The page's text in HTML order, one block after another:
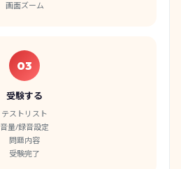
画面ズーム
03
受験する
テストリスト
音量/録音設定
問題内容
受験完了